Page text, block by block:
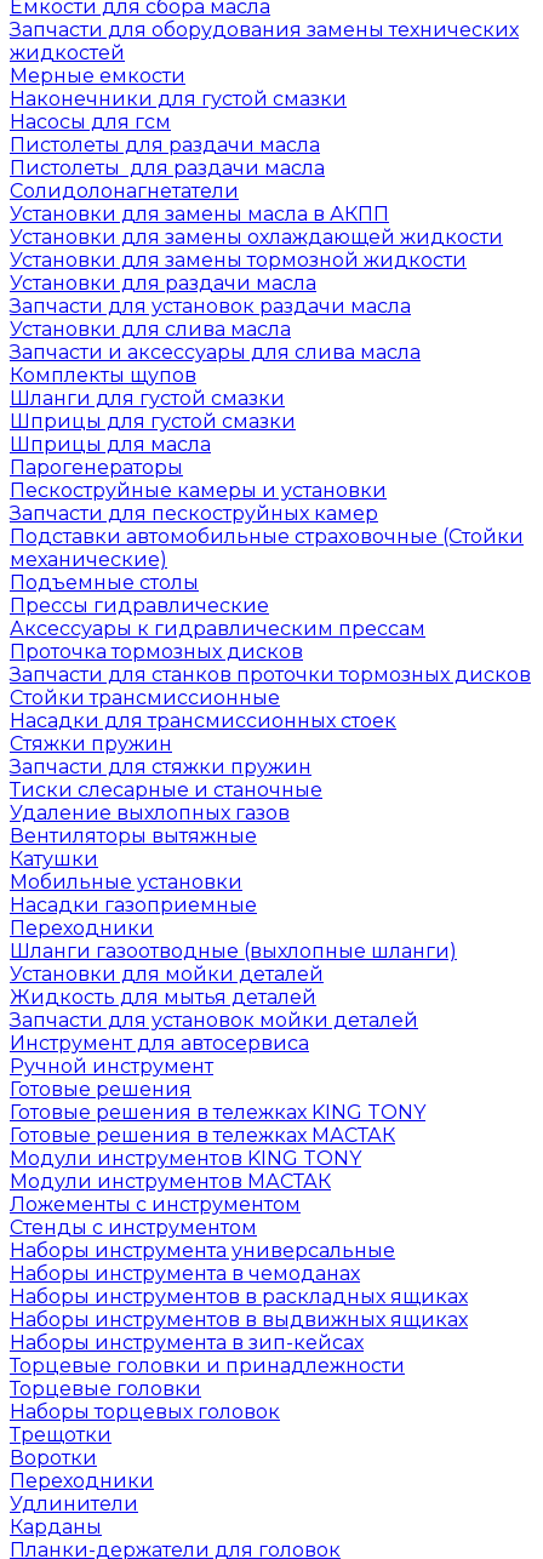
Емкости для сбора масла
Запчасти для оборудования замены технических
жидкостей
Мерные емкости
Наконечники для густой смазки
Насосы для гсм
Пистолеты для раздачи масла
Пистолеты для раздачи масла
Солидолонагнетатели
Установки для замены масла в АКПП
Установки для замены охлаждающей жидкости
Установки для замены тормозной жидкости
Установки для раздачи масла
Запчасти для установок раздачи масла
Установки для слива масла
Запчасти и аксессуары для слива масла
Комплекты щупов
Шланги для густой смазки
Шприцы для густой смазки
Шприцы для масла
Парогенераторы
Пескоструйные камеры и установки
Запчасти для пескоструйных камер
Подставки автомобильные страховочные (Стойки
механические)
Подъемные столы
Прессы гидравлические
Аксессуары к гидравлическим прессам
Проточка тормозных дисков
Запчасти для станков проточки тормозных дисков
Стойки трансмиссионные
Насадки для трансмиссионных стоек
Стяжки пружин
Запчасти для стяжки пружин
Тиски слесарные и станочные
Удаление выхлопных газов
Вентиляторы вытяжные
Катушки
Мобильные установки
Насадки газоприемные
Переходники
Шланги газоотводные (выхлопные шланги)
Установки для мойки деталей
Жидкость для мытья деталей
Запчасти для установок мойки деталей
Инструмент для автосервиса
Ручной инструмент
Готовые решения
Готовые решения в тележках KING TONY
Готовые решения в тележках МАСТАК
Модули инструментов KING TONY
Модули инструментов МАСТАК
Ложементы с инструментом
Стенды с инструментом
Наборы инструмента универсальные
Наборы инструмента в чемоданах
Наборы инструментов в раскладных ящиках
Наборы инструментов в выдвижных ящиках
Наборы инструмента в зип-кейсах
Торцевые головки и принадлежности
Торцевые головки
Наборы торцевых головок
Трещотки
Воротки
Переходники
Удлинители
Карданы
Планки-держатели для головок